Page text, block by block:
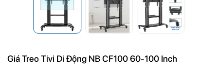
Giá Treo Tivi Di Động NB CF100 60-100 Inch